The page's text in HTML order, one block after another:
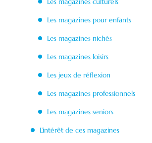
Les magazines pour enfants
Les magazines nichés
Les magazines loisirs
Les jeux de réflexion
Les magazines professionnels
Les magazines seniors
L’intérêt de ces magazines